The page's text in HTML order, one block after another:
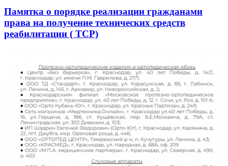
Памятка о порядке реализации гражданами
права на получение технических средств
реабилитации ( ТСР)